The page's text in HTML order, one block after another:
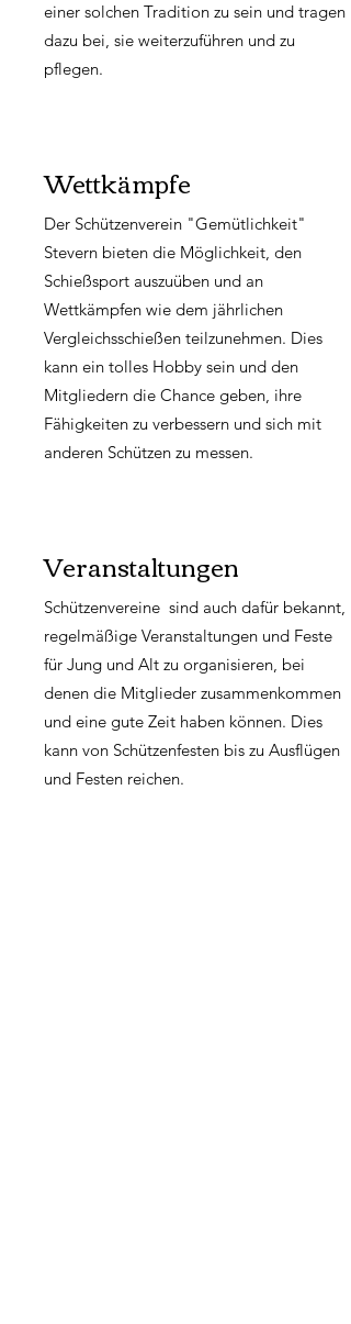
einer solchen Tradition zu sein und tragen
dazu bei, sie weiterzuführen und zu
pflegen.
Wettkämpfe
Der Schützenverein "Gemütlichkeit"
Stevern bieten die Möglichkeit, den
Schießsport auszuüben und an
Wettkämpfen wie dem jährlichen
Vergleichsschießen teilzunehmen. Dies
kann ein tolles Hobby sein und den
Mitgliedern die Chance geben, ihre
Fähigkeiten zu verbessern und sich mit
anderen Schützen zu messen.
Veranstaltungen
Schützenvereine sind auch dafür bekannt,
regelmäßige Veranstaltungen und Feste
für Jung und Alt zu organisieren, bei
denen die Mitglieder zusammenkommen
und eine gute Zeit haben können. Dies
kann von Schützenfesten bis zu Ausflügen
und Festen reichen.